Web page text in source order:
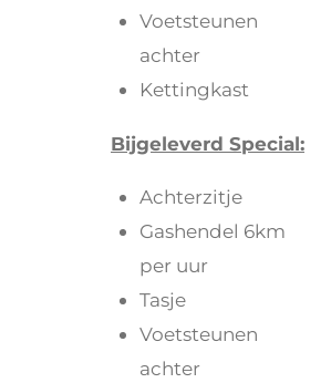
Voetsteunen
achter
Kettingkast
Bijgeleverd Special:
Achterzitje
Gashendel 6km
per uur
Tasje
Voetsteunen
achter